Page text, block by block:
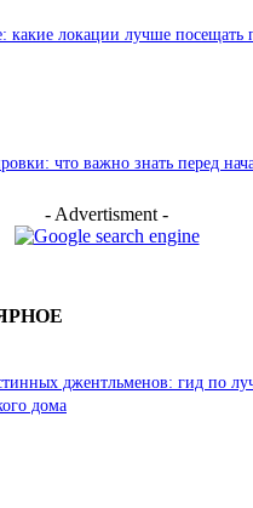
какие локации лучше посещать
что важно знать перед
- Advertisment -
джентльменов: гид по
дома